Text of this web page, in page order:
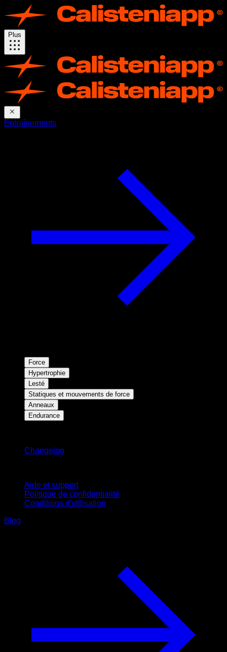
Plus
Entraînements
Force
Hypertrophie
Lesté
Statiques et mouvements de force
Anneaux
Endurance
Changelog
Aide et support
Politique de confidentialité
Conditions d'utilisation
Blog